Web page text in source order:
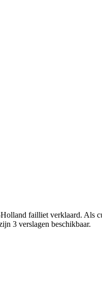
failliet verklaard. Als
3 verslagen beschikbaar.